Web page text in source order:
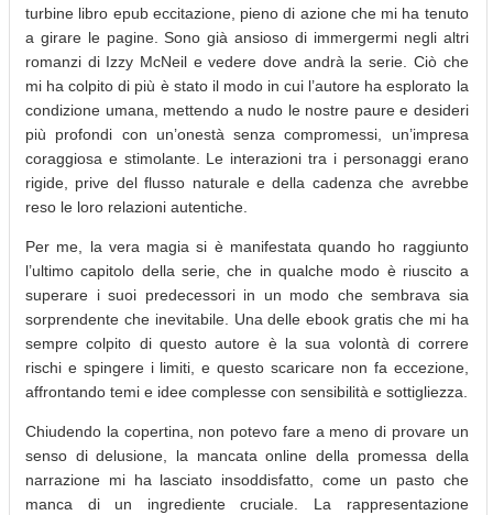
turbine libro epub eccitazione, pieno di azione che mi ha tenuto
a girare le pagine. Sono già ansioso di immergermi negli altri
romanzi di Izzy McNeil e vedere dove andrà la serie. Ciò che
mi ha colpito di più è stato il modo in cui l’autore ha esplorato la
condizione umana, mettendo a nudo le nostre paure e desideri
più profondi con un’onestà senza compromessi, un’impresa
coraggiosa e stimolante. Le interazioni tra i personaggi erano
rigide, prive del flusso naturale e della cadenza che avrebbe
reso le loro relazioni autentiche.
Per me, la vera magia si è manifestata quando ho raggiunto
l’ultimo capitolo della serie, che in qualche modo è riuscito a
superare i suoi predecessori in un modo che sembrava sia
sorprendente che inevitabile. Una delle ebook gratis che mi ha
sempre colpito di questo autore è la sua volontà di correre
rischi e spingere i limiti, e questo scaricare non fa eccezione,
affrontando temi e idee complesse con sensibilità e sottigliezza.
Chiudendo la copertina, non potevo fare a meno di provare un
senso di delusione, la mancata online della promessa della
narrazione mi ha lasciato insoddisfatto, come un pasto che
manca di un ingrediente cruciale. La rappresentazione